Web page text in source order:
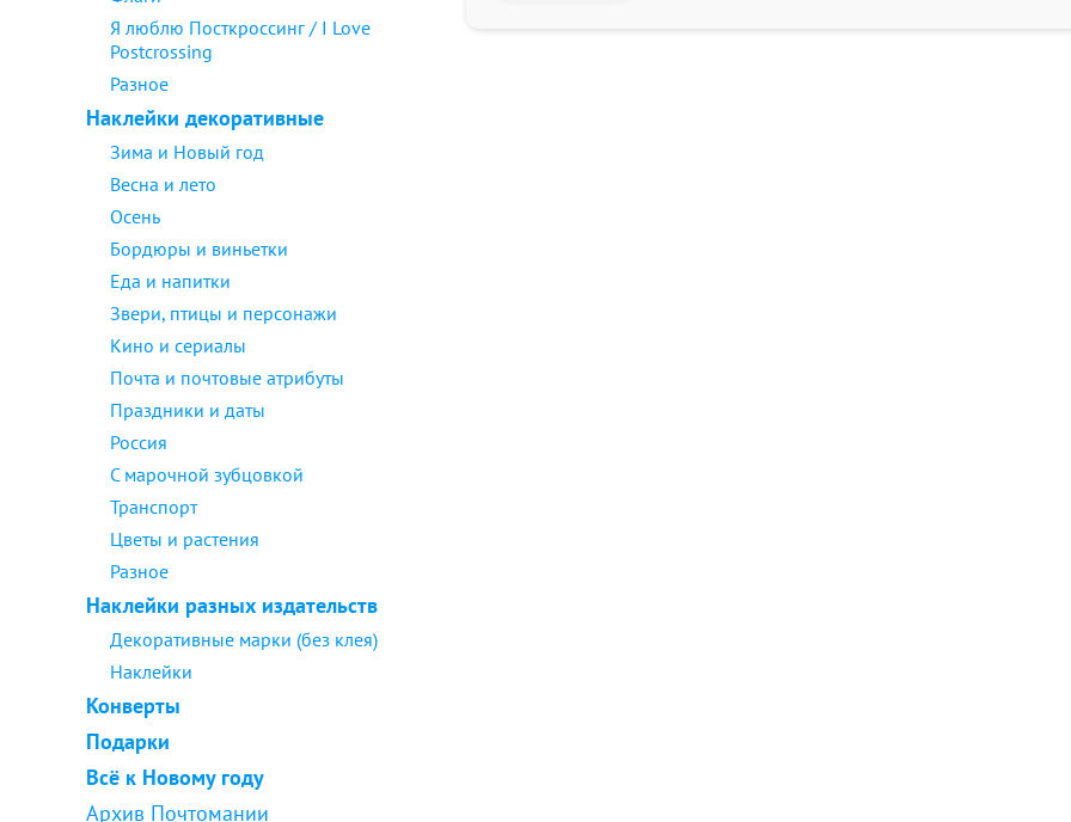
Я люблю Посткроссинг / I Love
Postcrossing
Разное
Наклейки декоративные
Зима и Новый год
Весна и лето
Осень
Бордюры и виньетки
Еда и напитки
Звери, птицы и персонажи
Кино и сериалы
Почта и почтовые атрибуты
Праздники и даты
Россия
С марочной зубцовкой
Транспорт
Цветы и растения
Разное
Наклейки разных издательств
Декоративные марки (без клея)
Наклейки
Конверты
Подарки
Всё к Новому году
Архив Почтомании